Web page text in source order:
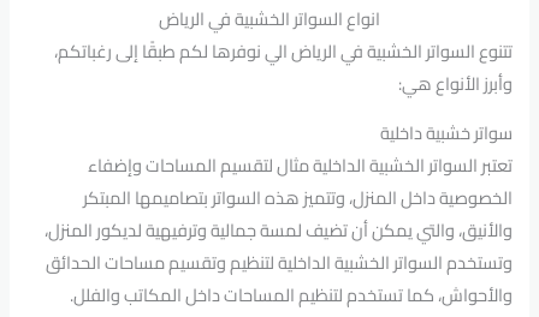
انواع السواتر الخشبية في الرياض
تتنوع السواتر الخشبية في الرياض الي نوفرها لكم طبقًا إلى رغباتكم،
وأبرز الأنواع هي:
سواتر خشبية داخلية
تعتبر السواتر الخشبية الداخلية مثال لتقسيم المساحات وإضفاء
الخصوصية داخل المنزل، وتتميز هذه السواتر بتصاميمها المبتكر
والأنيق، والتي يمكن أن تضيف لمسة جمالية وترفيهية لديكور المنزل،
وتستخدم السواتر الخشبية الداخلية لتنظيم وتقسيم مساحات الحدائق
والأحواش، كما تستخدم لتنظيم المساحات داخل المكاتب والفلل.